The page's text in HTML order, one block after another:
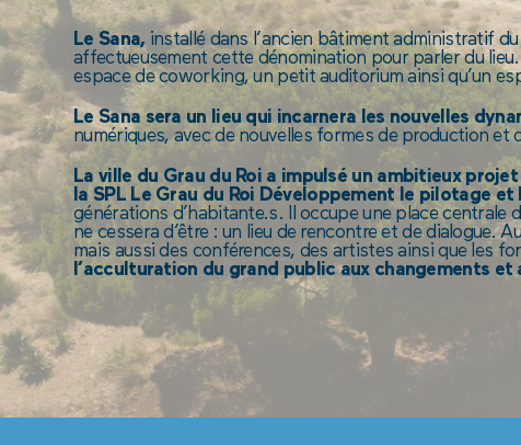
Le Sana, installé dans l’ancien bâtiment administratif
affectueusement cette dénomination pour parler du
espace de coworking, un petit auditorium ainsi qu’un
Le Sana sera un lieu qui incarnera les nouvelles
numériques, avec de nouvelles formes de production et
La ville du Grau du Roi a impulsé un ambitieux
la SPL Le Grau du Roi Développement le pilotage
générations d’habitante.s. Il occupe une place centrale
ne cessera d’être : un lieu de rencontre et de dialogue.
mais aussi des conférences, des artistes ainsi que les
l’acculturation du grand public aux changements